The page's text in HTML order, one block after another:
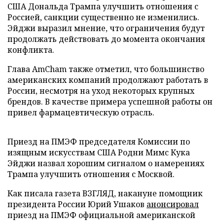
США Дональда Трампа улучшить отношения с
Россией, санкции существенно не изменились.
Эйджи выразил мнение, что ограничения будут
продолжать действовать до момента окончания
конфликта.
Глава AmCham также отметил, что большинство
американских компаний продолжают работать в
России, несмотря на уход некоторых крупных
брендов. В качестве примера успешной работы он
привел фармацевтическую отрасль.
Приезд на ПМЭФ председателя Комиссии по
изящным искусствам США Родни Мимс Кука
Эйджи назвал хорошим сигналом о намерениях
Трампа улучшить отношения с Москвой.
Как писала газета ВЗГЛЯД, накануне помощник
президента России Юрий Ушаков анонсировал
приезд на ПМЭФ официальной американской